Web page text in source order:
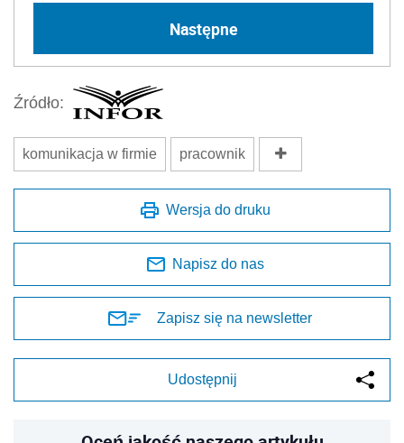
Następne
Źródło:
komunikacja w firmie pracownik
Wersja do druku
Napisz do nas
Zapisz się na newsletter
Udostępnij